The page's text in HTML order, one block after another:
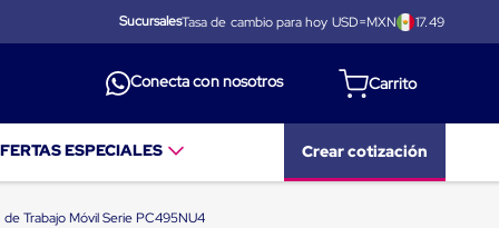
SucursalesTasa de cambio para hoy USD=MXN 17.49
Conecta con nosotros
ESPECIALES Crear cotización
de Trabajo Móvil Serie PC495NU4